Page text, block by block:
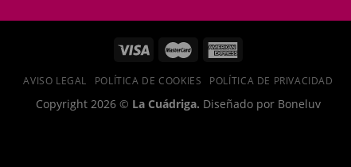
AVISO LEGAL POLÍTICA DE COOKIES POLÍTICA DE PRIVACIDAD
Copyright 2026 © La Cuádriga. Diseñado por Boneluv